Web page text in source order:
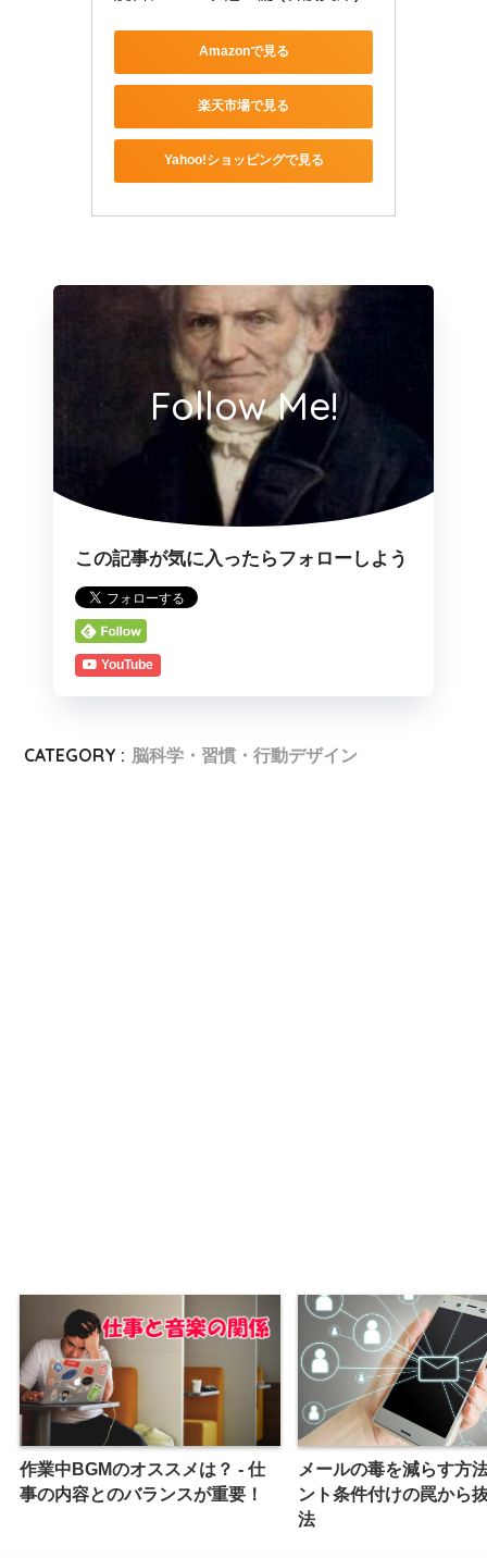
Amazonで見る
楽天市場で見る
Yahoo!ショッピングで見る
Follow Me!
この記事が気に入ったらフォローしよう
YouTube
CATEGORY : 脳科学・習慣・行動デザイン
作業中BGMのオススメは？ - 仕
事の内容とのバランスが重要！
メールの毒を減らす方
ント条件付けの罠から
法